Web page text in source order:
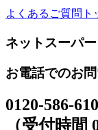
よくあるご質問ト
ネットスーパ
お電話でのお
0120-586-610
（受付時間